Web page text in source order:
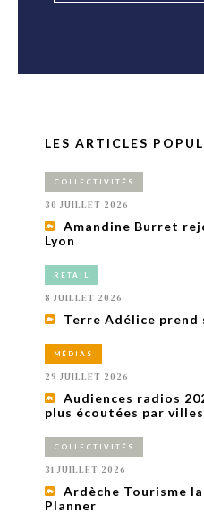
LES ARTICLES
COLLECTIVITÉS
30 JUILLET 2026
Amandine Burret
Lyon
RETAIL
8 JUILLET 2026
Terre Adélice prend
MÉDIAS
29 JUILLET 2026
Audiences radios
plus écoutées par villes
COLLECTIVITÉS
31 JUILLET 2026
Ardèche Tourisme
Planner